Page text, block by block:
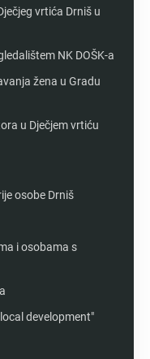
vrtića Drniš u
NK DOŠK-a
žena u Gradu
u Dječjem vrtiću
osobe Drniš
i osobama s
development"